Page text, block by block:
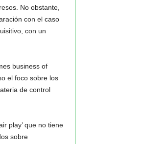
No obstante,
con el caso
con un
business of
el foco sobre los
de control
play’ que no tiene
sobre